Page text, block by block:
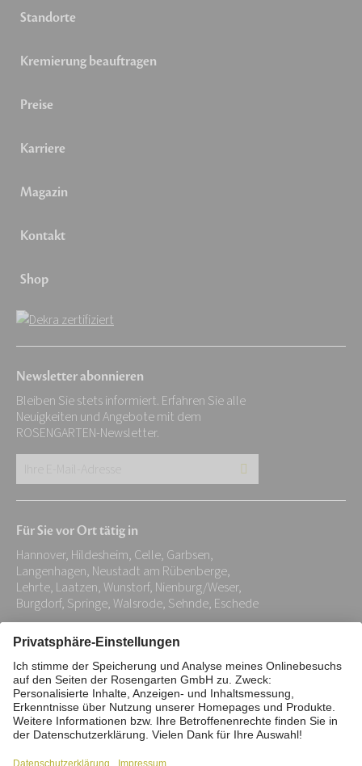
Standorte
Kremierung beauftragen
Preise
Karriere
Magazin
Kontakt
Shop
Newsletter abonnieren
Bleiben Sie stets informiert. Erfahren Sie alle
Neuigkeiten und Angebote mit dem
ROSENGARTEN-Newsletter.
Adresse:
*
Für Sie vor Ort tätig in
Hannover, Hildesheim, Celle, Garbsen,
Langenhagen, Neustadt am Rübenberge,
Lehrte, Laatzen, Wunstorf, Nienburg/Weser,
Burgdorf, Springe, Walsrode, Sehnde, Eschede
Impressum Datenschutz
Stiftung
Interne Meldestelle
Zahlungsmittel
Barrierefreiheitserklärung
Vertrag widerrufen